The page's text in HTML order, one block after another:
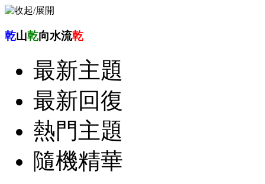
乾山乾向水流乾
最新主題
最新回復
熱門主題
隨機精華